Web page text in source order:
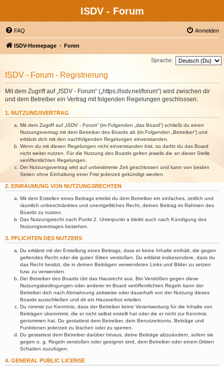
ISDV - Forum
FAQ Anmelden
ISDV-Homepage Foren
Sprache:
ISDV - Forum - Registrierung
Mit dem Zugriff auf „ISDV - Forum“ („https://isdv.net/forum“) wird zwischen dir
und dem Betreiber ein Vertrag mit folgenden Regelungen geschlossen:
1. NUTZUNGSVERTRAG
Mit dem Zugriff auf „ISDV - Forum“ (im Folgenden „das Board“) schließt du einen
Nutzungsvertrag mit dem Betreiber des Boards ab (im Folgenden „Betreiber“) und
erklärst dich mit den nachfolgenden Regelungen einverstanden.
Wenn du mit diesen Regelungen nicht einverstanden bist, so darfst du das Board
nicht weiter nutzen. Für die Nutzung des Boards gelten jeweils die an dieser Stelle
veröffentlichten Regelungen.
Der Nutzungsvertrag wird auf unbestimmte Zeit geschlossen und kann von beiden
Seiten ohne Einhaltung einer Frist jederzeit gekündigt werden.
2. EINRÄUMUNG VON NUTZUNGSRECHTEN
Mit dem Erstellen eines Beitrags erteilst du dem Betreiber ein einfaches, zeitlich und
räumlich unbeschränktes und unentgeltliches Recht, deinen Beitrag im Rahmen des
Boards zu nutzen.
Das Nutzungsrecht nach Punkt 2, Unterpunkt a bleibt auch nach Kündigung des
Nutzungsvertrages bestehen.
3. PFLICHTEN DES NUTZERS
Du erklärst mit der Erstellung eines Beitrags, dass er keine Inhalte enthält, die gegen
geltendes Recht oder die guten Sitten verstoßen. Du erklärst insbesondere, dass du
das Recht besitzt, die in deinen Beiträgen verwendeten Links und Bilder zu setzen
bzw. zu verwenden.
Der Betreiber des Boards übt das Hausrecht aus. Bei Verstößen gegen diese
Nutzungsbedingungen oder anderer im Board veröffentlichten Regeln kann der
Betreiber dich nach Abmahnung zeitweise oder dauerhaft von der Nutzung dieses
Boards ausschließen und dir ein Hausverbot erteilen.
Du nimmst zur Kenntnis, dass der Betreiber keine Verantwortung für die Inhalte von
Beiträgen übernimmt, die er nicht selbst erstellt hat oder die er nicht zur Kenntnis
genommen hat. Du gestattest dem Betreiber, dein Benutzerkonto, Beiträge und
Funktionen jederzeit zu löschen oder zu sperren.
Du gestattest dem Betreiber darüber hinaus, deine Beiträge abzuändern, sofern sie
gegen o. g. Regeln verstoßen oder geeignet sind, dem Betreiber oder einem Dritten
Schaden zuzufügen.
4. GENERAL PUBLIC LICENSE